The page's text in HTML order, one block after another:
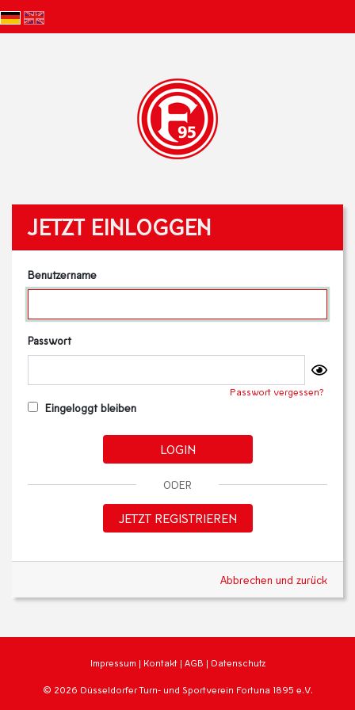
JETZT EINLOGGEN
Benutzername
Passwort
Passwort vergessen?
Eingeloggt bleiben
LOGIN
ODER
JETZT REGISTRIEREN
Abbrechen und zurück
Impressum | Kontakt | AGB | Datenschutz
© 2026 Düsseldorfer Turn- und Sportverein Fortuna 1895 e.V.